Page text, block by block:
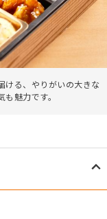
ける、やりがいの大きな
魅力です。